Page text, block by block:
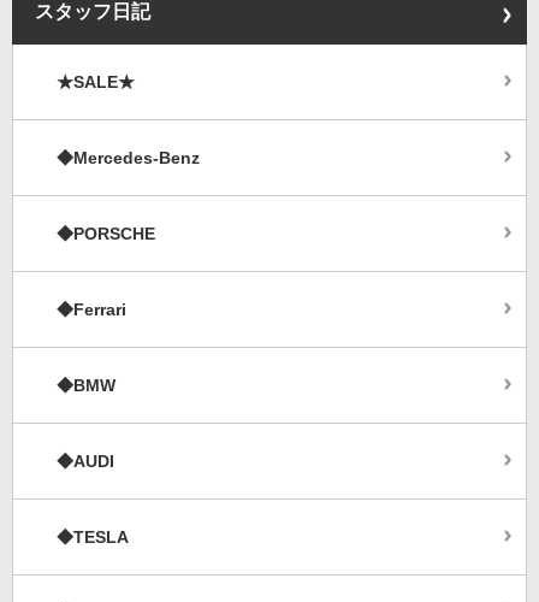
スタッフ日記
★SALE★
◆Mercedes-Benz
◆PORSCHE
◆Ferrari
◆BMW
◆AUDI
◆TESLA